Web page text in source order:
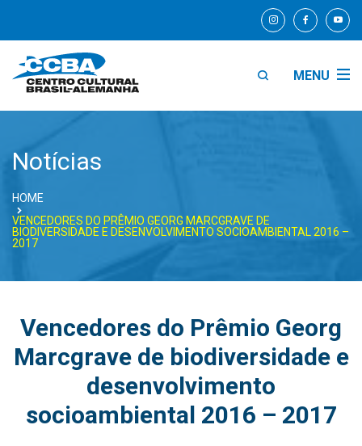
MENU
Notícias
HOME
VENCEDORES DO PRÊMIO GEORG MARCGRAVE DE
BIODIVERSIDADE E DESENVOLVIMENTO SOCIOAMBIENTAL 2016 –
2017
Vencedores do Prêmio Georg
Marcgrave de biodiversidade e
desenvolvimento
socioambiental 2016 – 2017